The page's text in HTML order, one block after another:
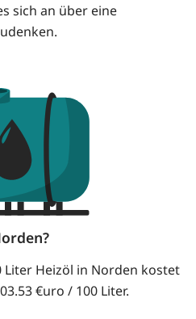
sich an über eine
Liter Heizöl in Norden kostet
€uro / 100 Liter.